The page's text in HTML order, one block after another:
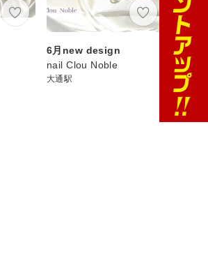
6月new design
nail Clou Noble
大通駅